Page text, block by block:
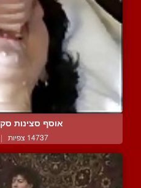
אוסף סצינות
14737 צפיות |